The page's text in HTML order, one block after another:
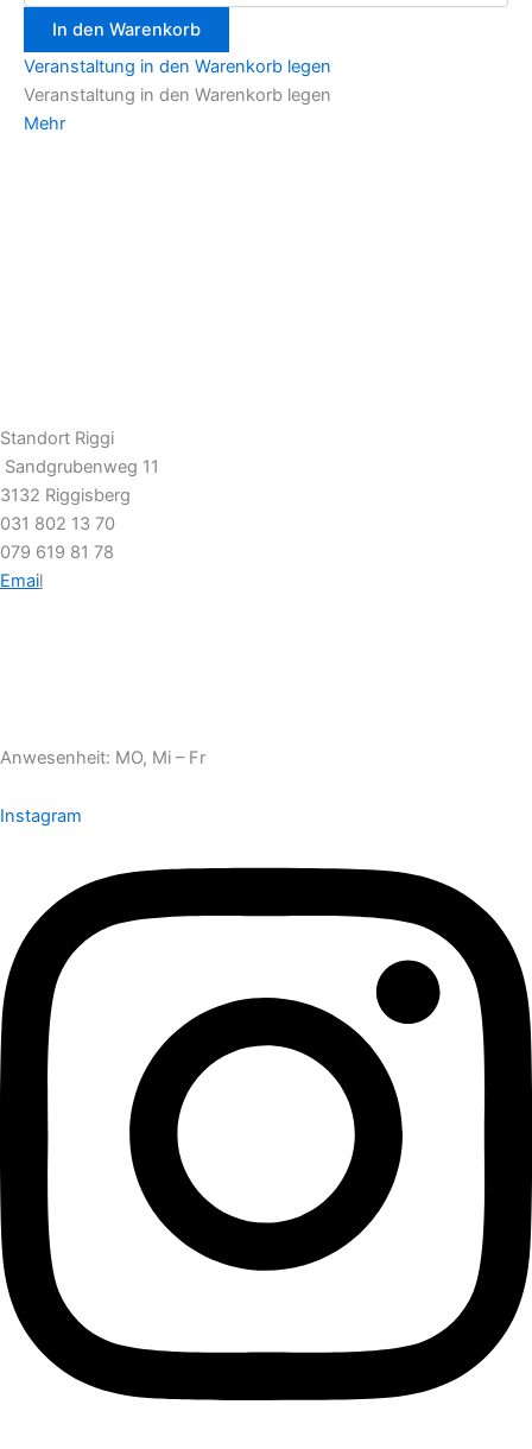
In den Warenkorb
Veranstaltung in den Warenkorb legen
Veranstaltung in den Warenkorb legen
Mehr
Standort Riggi
Sandgrubenweg 11
3132 Riggisberg
031 802 13 70
079 619 81 78
Email
Anwesenheit: MO, Mi – Fr
Instagram